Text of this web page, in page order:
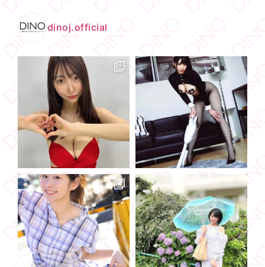
dinoj.official